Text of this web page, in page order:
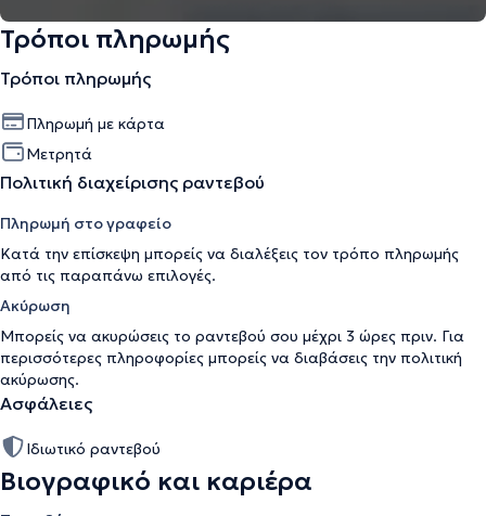
Τρόποι πληρωμής
Τρόποι πληρωμής
Πληρωμή με κάρτα
Μετρητά
Πολιτική διαχείρισης ραντεβού
Πληρωμή στο γραφείο
Κατά την επίσκεψη μπορείς να διαλέξεις τον τρόπο πληρωμής
από τις παραπάνω επιλογές.
Ακύρωση
Μπορείς να ακυρώσεις το ραντεβού σου μέχρι 3 ώρες πριν. Για
περισσότερες πληροφορίες μπορείς να διαβάσεις την πολιτική
ακύρωσης.
Ασφάλειες
Ιδιωτικό ραντεβού
Βιογραφικό και καριέρα